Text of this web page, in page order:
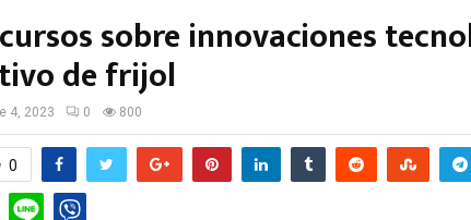
sobre innovaciones
de frijol
4, 2023 0 800
0